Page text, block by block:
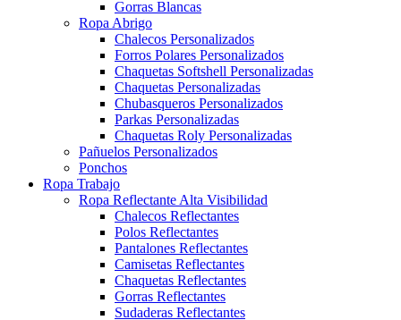
Gorras Blancas
Ropa Abrigo
Chalecos Personalizados
Forros Polares Personalizados
Chaquetas Softshell Personalizadas
Chaquetas Personalizadas
Chubasqueros Personalizados
Parkas Personalizadas
Chaquetas Roly Personalizadas
Pañuelos Personalizados
Ponchos
Ropa Trabajo
Ropa Reflectante Alta Visibilidad
Chalecos Reflectantes
Polos Reflectantes
Pantalones Reflectantes
Camisetas Reflectantes
Chaquetas Reflectantes
Gorras Reflectantes
Sudaderas Reflectantes